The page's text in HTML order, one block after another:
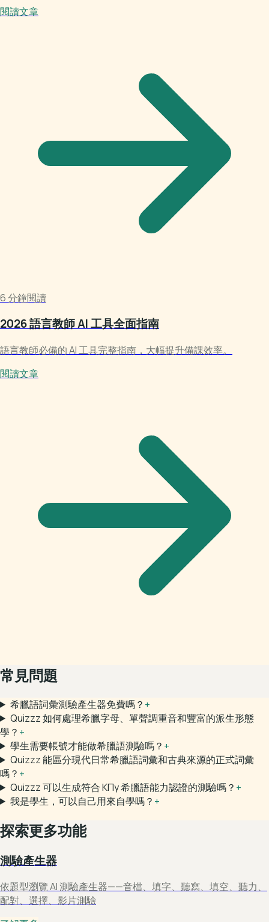
閱讀文章
6 分鐘閱讀
2026 語言教師 AI 工具全面指南
語言教師必備的 AI 工具完整指南，大幅提升備課效率。
閱讀文章
常見問題
希臘語詞彙測驗產生器免費嗎？ +
Quizzz 如何處理希臘字母、單聲調重音和豐富的派生形態
學？ +
學生需要帳號才能做希臘語測驗嗎？ +
Quizzz 能區分現代日常希臘語詞彙和古典來源的正式詞彙
嗎？ +
Quizzz 可以生成符合 ΚΠγ 希臘語能力認證的測驗嗎？ +
我是學生，可以自己用來自學嗎？ +
探索更多功能
測驗產生器
依題型瀏覽 AI 測驗產生器——音檔、填字、聽寫、填空、聽力、
配對、選擇、影片測驗